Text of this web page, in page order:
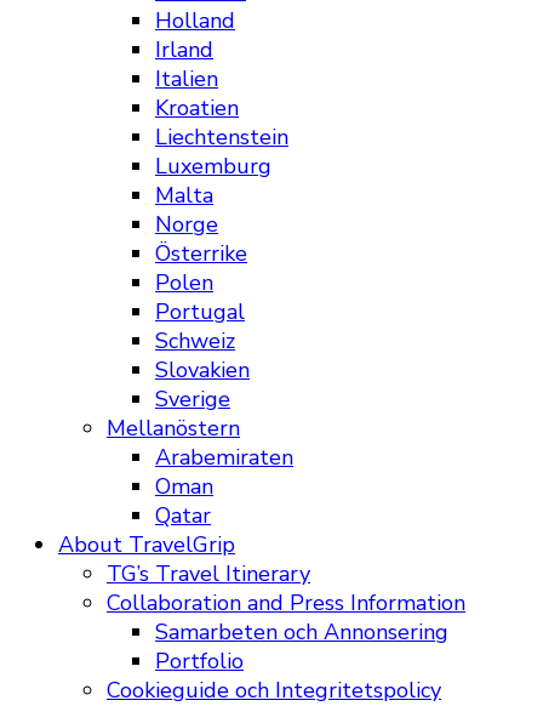
Holland
Irland
Italien
Kroatien
Liechtenstein
Luxemburg
Malta
Norge
Österrike
Polen
Portugal
Schweiz
Slovakien
Sverige
Mellanöstern
Arabemiraten
Oman
Qatar
About TravelGrip
TG’s Travel Itinerary
Collaboration and Press Information
Samarbeten och Annonsering
Portfolio
Cookieguide och Integritetspolicy